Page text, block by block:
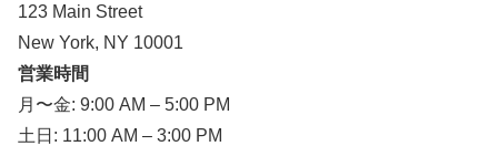
123 Main Street
New York, NY 10001
営業時間
月〜金: 9:00 AM – 5:00 PM
土日: 11:00 AM – 3:00 PM